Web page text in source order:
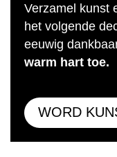
Verzamel kunst
het volgende
eeuwig
warm hart toe.
WORD